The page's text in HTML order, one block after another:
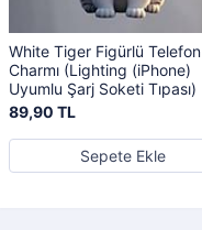
White Tiger Figürlü Telefon
Charmı (Lighting (iPhone)
Uyumlu Şarj Soketi Tıpası)
89,90 TL
Sepete Ekle